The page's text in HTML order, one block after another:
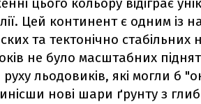
цього кольору відіграє
Цей континент є одним із
та тектонічно стабільних
не було масштабних
руху льодовиків, які могли б
нові шари ґрунту з